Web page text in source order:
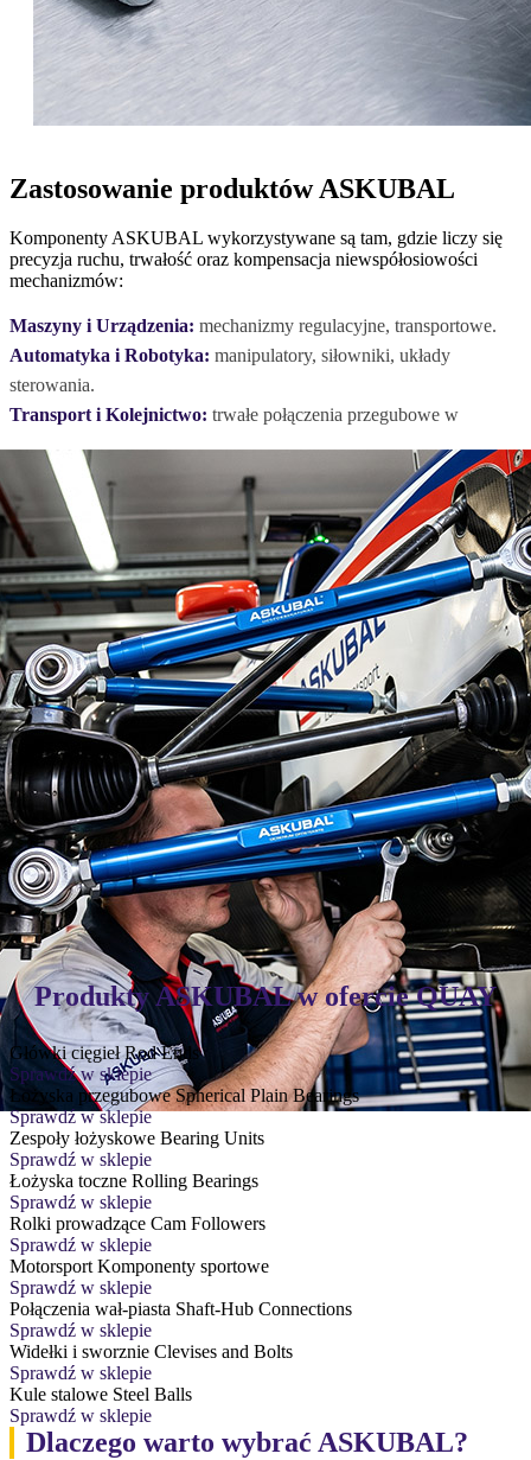
Zastosowanie produktów ASKUBAL
Komponenty ASKUBAL wykorzystywane są tam, gdzie liczy się
precyzja ruchu, trwałość oraz kompensacja niewspółosiowości
mechanizmów:
Maszyny i Urządzenia: mechanizmy regulacyjne, transportowe.
Automatyka i Robotyka: manipulatory, siłowniki, układy
sterowania.
Transport i Kolejnictwo: trwałe połączenia przegubowe w
pojazdach.
Rolnictwo:
praca w trudnych warunkach eksploatacyjnych
ciągników.
Motorsport:sztywność i odporność na wysokie obciążenia
dynamiczne.
Produkty ASKUBAL w ofercie QUAY
Główki cięgiełRod Ends
Sprawdź w sklepie
Łożyska przeguboweSpherical Plain Bearings
Sprawdź w sklepie
Zespoły łożyskowe Bearing Units
Sprawdź w sklepie
Łożyska toczne Rolling Bearings
Sprawdź w sklepie
Rolki prowadzące Cam Followers
Sprawdź w sklepie
MotorsportKomponenty sportowe
Sprawdź w sklepie
Połączenia wał-piasta Shaft-Hub Connections
Sprawdź w sklepie
Widełki i sworznie Clevises and Bolts
Sprawdź w sklepie
Kule stalowe Steel Balls
Sprawdź w sklepie
Dlaczego warto wybrać ASKUBAL?